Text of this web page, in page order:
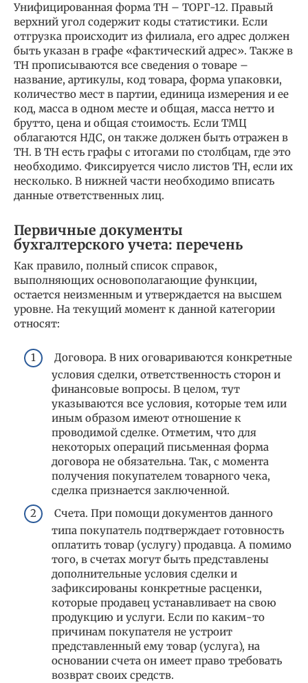
Унифицированная форма ТН – ТОРГ-12. Правый
верхний угол содержит коды статистики. Если
отгрузка происходит из филиала, его адрес должен
быть указан в графе «фактический адрес». Также в
ТН прописываются все сведения о товаре –
название, артикулы, код товара, форма упаковки,
количество мест в партии, единица измерения и ее
код, масса в одном месте и общая, масса нетто и
брутто, цена и общая стоимость. Если ТМЦ
облагаются НДС, он также должен быть отражен в
ТН. В ТН есть графы с итогами по столбцам, где это
необходимо. Фиксируется число листов ТН, если их
несколько. В нижней части необходимо вписать
данные ответственных лиц.
Первичные документы
бухгалтерского учета: перечень
Как правило, полный список справок,
выполняющих основополагающие функции,
остается неизменным и утверждается на высшем
уровне. На текущий момент к данной категории
относят:
Договора. В них оговариваются конкретные
условия сделки, ответственность сторон и
финансовые вопросы. В целом, тут
указываются все условия, которые тем или
иным образом имеют отношение к
проводимой сделке. Отметим, что для
некоторых операций письменная форма
договора не обязательна. Так, с момента
получения покупателем товарного чека,
сделка признается заключенной.
Счета. При помощи документов данного
типа покупатель подтверждает готовность
оплатить товар (услугу) продавца. А помимо
того, в счетах могут быть представлены
дополнительные условия сделки и
зафиксированы конкретные расценки,
которые продавец устанавливает на свою
продукцию и услуги. Если по каким-то
причинам покупателя не устроит
представленный ему товар (услуга), на
основании счета он имеет право требовать
возврат своих средств.